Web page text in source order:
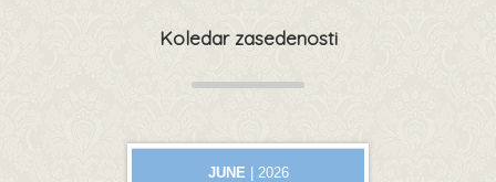
Koledar zasedenosti
JUNE | 2026